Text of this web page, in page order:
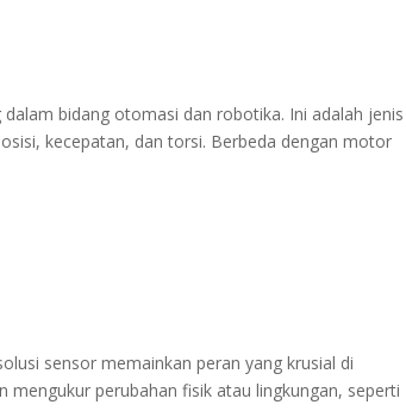
bidang otomasi dan robotika. Ini adalah jenis
kecepatan, dan torsi. Berbeda dengan motor
sensor memainkan peran yang krusial di
perubahan fisik atau lingkungan, seperti